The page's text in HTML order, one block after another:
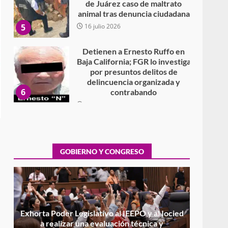
5
de Juárez caso de maltrato
animal tras denuncia ciudadana
16 julio 2026
6
Detienen a Ernesto Ruffo en
Baja California; FGR lo investiga
por presuntos delitos de
delincuencia organizada y
contrabando
7
26 junio 2026
1
Exhorta Poder Legislativo al
IEEPO y al Iocied a realizar una
evaluación técnica y
estructural integral de las
instalaciones de la Escuela
GOBIERNO Y CONGRESO